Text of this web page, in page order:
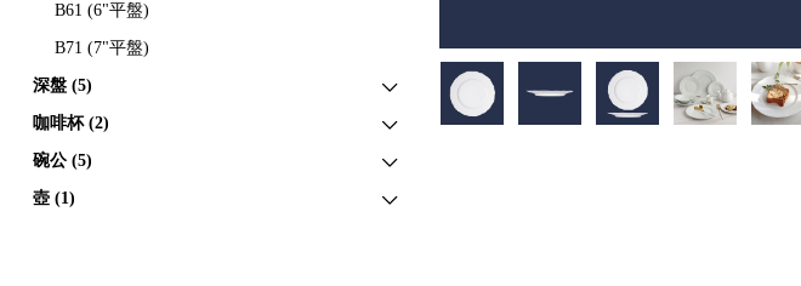
B61 (6"平盤)
B71 (7"平盤)
深盤 (5)
咖啡杯 (2)
碗公 (5)
壺 (1)